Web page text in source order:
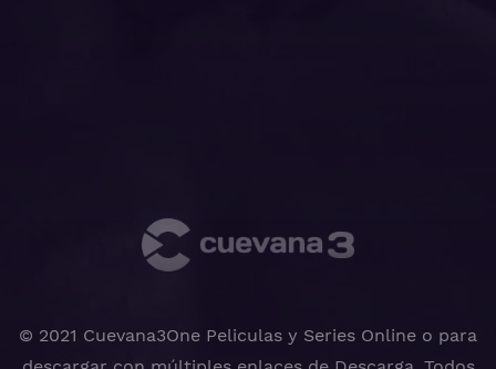
© 2021 Cuevana3One Peliculas y Series Online o para